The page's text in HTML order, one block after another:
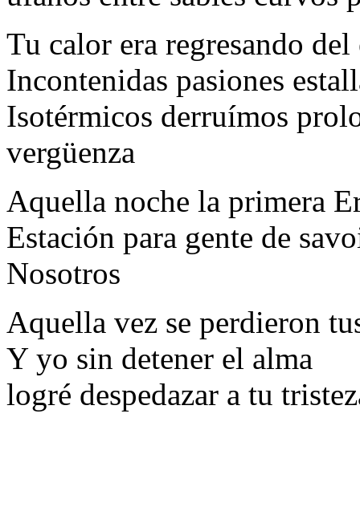
Tu calor era regresando
Incontenidas pasiones
Isotérmicos derruímos
vergüenza
Aquella noche la primera
Estación para gente de
Nosotros
Aquella vez se perdieron
Y yo sin detener el alma
logré despedazar a tu